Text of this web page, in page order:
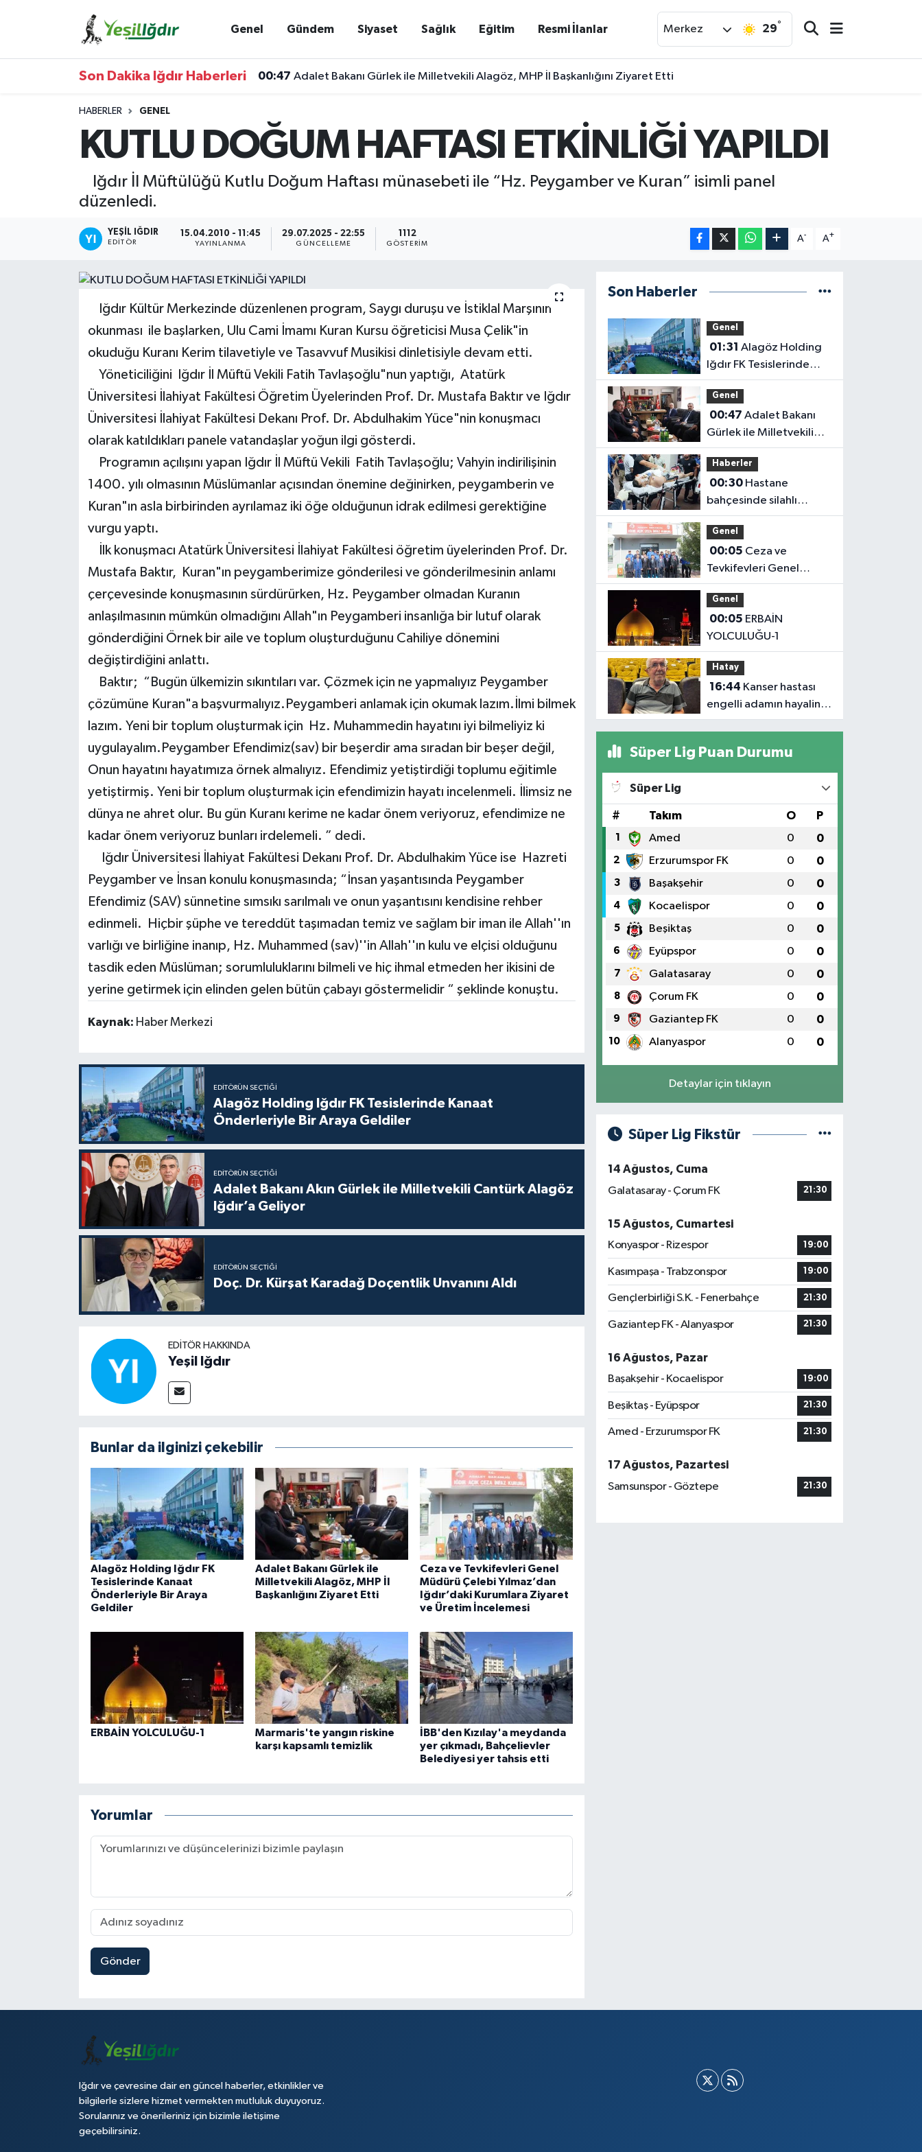
Genel Gündem Siyaset Sağlık Eğitim Resmi İlanlar Merkez 29°
Son Dakika Iğdır Haberleri 00:47 Adalet Bakanı Gürlek ile Milletvekili Alagöz, MHP İl Başkanlığını Ziyaret Etti
HABERLER GENEL
KUTLU DOĞUM HAFTASI ETKİNLİĞİ YAPILDI
Iğdır İl Müftülüğü Kutlu Doğum Haftası münasebeti ile “Hz. Peygamber ve Kuran” isimli panel
düzenledi.
YEŞIL IĞDIR
EDITÖR
15.04.2010 - 11:45
YAYINLANMA
29.07.2025 - 22:55
GÜNCELLEME
1112
GÖSTERIM
A- A+
Iğdır Kültür Merkezinde düzenlenen program, Saygı duruşu ve İstiklal Marşının
okunması ile başlarken, Ulu Cami İmamı Kuran Kursu öğreticisi Musa Çelik"in
okuduğu Kuranı Kerim tilavetiyle ve Tasavvuf Musikisi dinletisiyle devam etti.
Yöneticiliğini Iğdır İl Müftü Vekili Fatih Tavlaşoğlu"nun yaptığı, Atatürk
Üniversitesi İlahiyat Fakültesi Öğretim Üyelerinden Prof. Dr. Mustafa Baktır ve Iğdır
Üniversitesi İlahiyat Fakültesi Dekanı Prof. Dr. Abdulhakim Yüce"nin konuşmacı
olarak katıldıkları panele vatandaşlar yoğun ilgi gösterdi.
Programın açılışını yapan Iğdır İl Müftü Vekili Fatih Tavlaşoğlu; Vahyin indirilişinin
1400. yılı olmasının Müslümanlar açısından önemine değinirken, peygamberin ve
Kuran"ın asla birbirinden ayrılamaz iki öğe olduğunun idrak edilmesi gerektiğine
vurgu yaptı.
İlk konuşmacı Atatürk Üniversitesi İlahiyat Fakültesi öğretim üyelerinden Prof. Dr.
Mustafa Baktır, Kuran"ın peygamberimize gönderilesi ve gönderilmesinin anlamı
çerçevesinde konuşmasının sürdürürken, Hz. Peygamber olmadan Kuranın
anlaşılmasının mümkün olmadığını Allah"ın Peygamberi insanlığa bir lutuf olarak
gönderdiğini Örnek bir aile ve toplum oluşturduğunu Cahiliye dönemini
değiştirdiğini anlattı.
Baktır; “Bugün ülkemizin sıkıntıları var. Çözmek için ne yapmalıyız Peygamber
çözümüne Kuran"a başvurmalıyız.Peygamberi anlamak için okumak lazım.İlmi bilmek
lazım. Yeni bir toplum oluşturmak için Hz. Muhammedin hayatını iyi bilmeliyiz ki
uygulayalım.Peygamber Efendimiz(sav) bir beşerdir ama sıradan bir beşer değil,
Onun hayatını hayatımıza örnek almalıyız. Efendimiz yetiştirdiği toplumu eğitimle
yetiştirmiş. Yeni bir toplum oluşturmak için efendimizin hayatı incelenmeli. İlimsiz ne
dünya ne ahret olur. Bu gün Kuranı kerime ne kadar önem veriyoruz, efendimize ne
kadar önem veriyoruz bunları irdelemeli. ” dedi.
Iğdır Üniversitesi İlahiyat Fakültesi Dekanı Prof. Dr. Abdulhakim Yüce ise Hazreti
Peygamber ve İnsan konulu konuşmasında; “İnsan yaşantısında Peygamber
Efendimiz (SAV) sünnetine sımsıkı sarılmalı ve onun yaşantısını kendisine rehber
edinmeli. Hiçbir şüphe ve tereddüt taşımadan temiz ve sağlam bir iman ile Allah''ın
varlığı ve birliğine inanıp, Hz. Muhammed (sav)''in Allah''ın kulu ve elçisi olduğunu
tasdik eden Müslüman; sorumluluklarını bilmeli ve hiç ihmal etmeden her ikisini de
yerine getirmek için elinden gelen bütün çabayı göstermelidir “ şeklinde konuştu.
Kaynak: Haber Merkezi
EDITÖRÜN SEÇTIĞI
Alagöz Holding Iğdır FK Tesislerinde Kanaat
Önderleriyle Bir Araya Geldiler
EDITÖRÜN SEÇTIĞI
Adalet Bakanı Akın Gürlek ile Milletvekili Cantürk Alagöz
Iğdır’a Geliyor
EDITÖRÜN SEÇTIĞI
Doç. Dr. Kürşat Karadağ Doçentlik Unvanını Aldı
EDITÖR HAKKINDA
Yeşil Iğdır
Bunlar da ilginizi çekebilir
Alagöz Holding Iğdır FK
Tesislerinde Kanaat
Önderleriyle Bir Araya
Geldiler
Adalet Bakanı Gürlek ile
Milletvekili Alagöz, MHP İl
Başkanlığını Ziyaret Etti
Ceza ve Tevkifevleri Genel
Müdürü Çelebi Yılmaz’dan
Iğdır’daki Kurumlara Ziyaret
ve Üretim İncelemesi
ERBAİN YOLCULUĞU-1
Marmaris'te yangın riskine
karşı kapsamlı temizlik
İBB'den Kızılay'a meydanda
yer çıkmadı, Bahçelievler
Belediyesi yer tahsis etti
Yorumlar
Gönder
Son Haberler
Genel
01:31
Iğdır FK Tesislerinde
Kanaat Önderleriyle Bir
Araya Geldiler
Genel
00:47
Gürlek ile Milletvekili
Alagöz, MHP İl
Başkanlığını Ziyaret Etti
Haberler
00:30Hastane
bahçesinde silahlı
saldırı: 1'i çocuk 2 yaralı
Genel
00:05
Tevkifevleri Genel
Müdürü Çelebi
Yılmaz’dan Iğdır’daki
Kurumlara Ziyaret ve
Üretim İncelemesi
Genel
00:05
YOLCULUĞU-1
Hatay
16:44
engelli adamın hayalini
bile kuramadığı evine
gözyaşı duygulandırdı
Süper Lig Puan Durumu
Süper Lig
# Takım O P
1 Amed 0 0
2 Erzurumspor FK 0 0
3 Başakşehir 0 0
4 Kocaelispor 0 0
5 Beşiktaş 0 0
6 Eyüpspor 0 0
7 Galatasaray 0 0
8 Çorum FK 0 0
9 Gaziantep FK 0 0
10 Alanyaspor 0 0
Detaylar için tıklayın
Süper Lig Fikstür
14 Ağustos, Cuma
Galatasaray - Çorum FK
21:30
15 Ağustos, Cumartesi
Konyaspor - Rizespor
19:00
Kasımpaşa - Trabzonspor 19:00
Gençlerbirliği S.K. - Fenerbahçe 21:30
Gaziantep FK - Alanyaspor 21:30
16 Ağustos, Pazar
Başakşehir - Kocaelispor
19:00
Beşiktaş - Eyüpspor 21:30
Amed - Erzurumspor FK 21:30
17 Ağustos, Pazartesi
Samsunspor - Göztepe
21:30
Iğdır ve çevresine dair en güncel haberler, etkinlikler ve
bilgilerle sizlere hizmet vermekten mutluluk duyuyoruz.
Sorularınız ve önerileriniz için bizimle iletişime
geçebilirsiniz.
Iğdır Trafik Yoğunluk Haritası
Süper Lig Puan Durumu ve Fikstür
Tüm Manşetler